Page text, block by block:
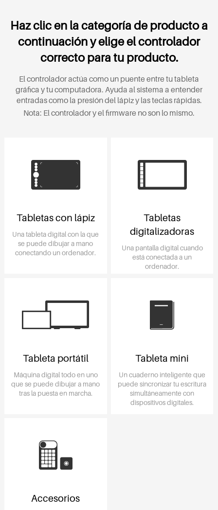
Haz clic en la categoría de producto a
continuación y elige el controlador
correcto para tu producto.
El controlador actúa como un puente entre tu tableta
gráfica y tu computadora. Ayuda al sistema a entender
entradas como la presión del lápiz y las teclas rápidas.
Nota: El controlador y el firmware no son lo mismo.
Tabletas con lápiz
Una tableta digital con la que
se puede dibujar a mano
conectando un ordenador.
Tabletas
digitalizadoras
Una pantalla digital cuando
está conectada a un
ordenador.
Tableta portátil
Máquina digital todo en uno
que se puede dibujar a mano
tras la puesta en marcha.
Tableta mini
Un cuaderno inteligente que
puede sincronizar tu escritura
simultáneamente con
dispositivos digitales.
Accesorios